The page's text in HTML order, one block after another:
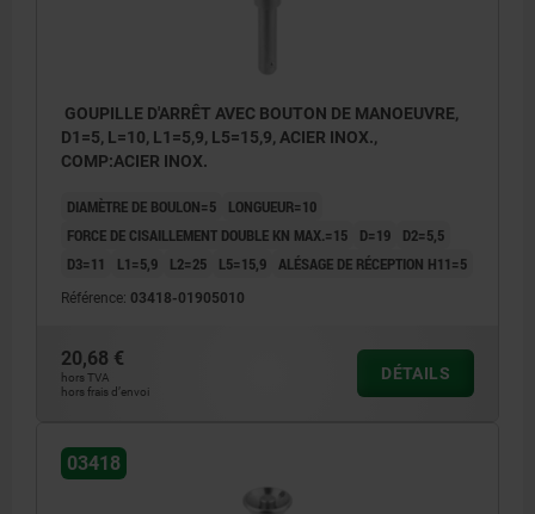
GOUPILLE D'ARRÊT AVEC BOUTON DE MANOEUVRE,
D1=5, L=10, L1=5,9, L5=15,9, ACIER INOX.,
COMP:ACIER INOX.
DIAMÈTRE DE BOULON=5
LONGUEUR=10
FORCE DE CISAILLEMENT DOUBLE KN MAX.=15
D=19
D2=5,5
D3=11
L1=5,9 L2=25 L5=15,9 ALÉSAGE DE RÉCEPTION H11=5
Référence: 03418-01905010
20,68 €
hors TVA
hors frais d’envoi
DÉTAILS
03418